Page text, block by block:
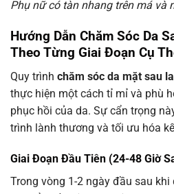
Phụ nữ có tàn nhang trên má và
Hướng Dẫn Chăm Sóc Da
Theo Từng Giai Đoạn Cụ
Quy trình chăm sóc da mặt sau
thực hiện một cách tỉ mỉ và phù
phục hồi của da. Sự cẩn trọng
trình lành thương và tối ưu hóa
Giai Đoạn Đầu Tiên (24-48 Giờ
Trong vòng 1-2 ngày đầu sau